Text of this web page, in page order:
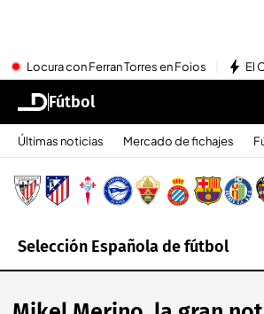
Locura con Ferran Torres en Foios El
Fútbol
Últimas noticias Mercado de fichajes
Selección Española de fútbol